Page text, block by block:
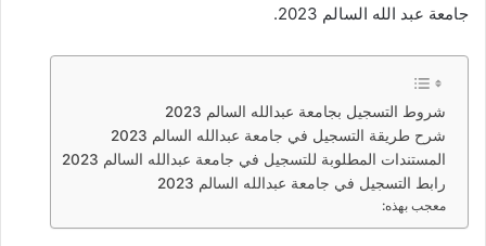
جامعة عبد الله السالم 2023.
شروط التسجيل بجامعة عبدالله السالم 2023
شرح طريقة التسجيل في جامعة عبدالله السالم 2023
المستندات المطلوبة للتسجيل في جامعة عبدالله السالم 2023
رابط التسجيل في جامعة عبدالله السالم 2023
معجب بهذه: